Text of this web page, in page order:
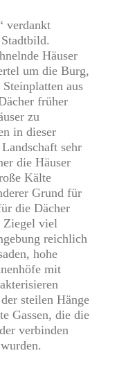
verdankt
Häuser
um die Burg,
aus
früher
zu
in dieser
sehr
die Häuser
Kälte
Grund für
die Dächer
Ziegel viel
reichlich
hohe
mit
steilen Hänge
Gassen, die die
verbinden